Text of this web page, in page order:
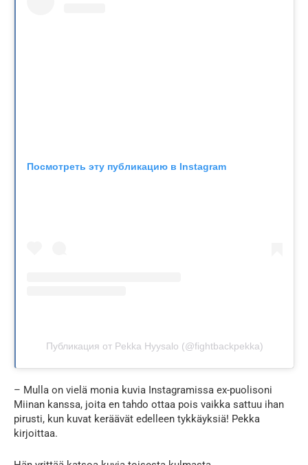
Посмотреть эту публикацию в Instagram
Публикация от Pekka Hyysalo (@fightbackpekka)
– Mulla on vielä monia kuvia Instagramissa ex-puolisoni
Miinan kanssa, joita en tahdo ottaa pois vaikka sattuu ihan
pirusti, kun kuvat keräävät edelleen tykkäyksiä! Pekka
kirjoittaa.